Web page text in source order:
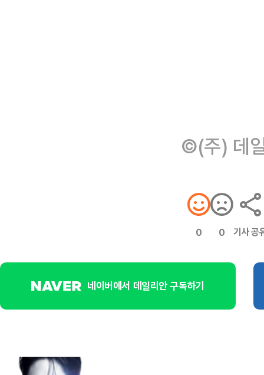
©(주) 데
0 0 기사 공
네이버에서 데일리안 구독하기